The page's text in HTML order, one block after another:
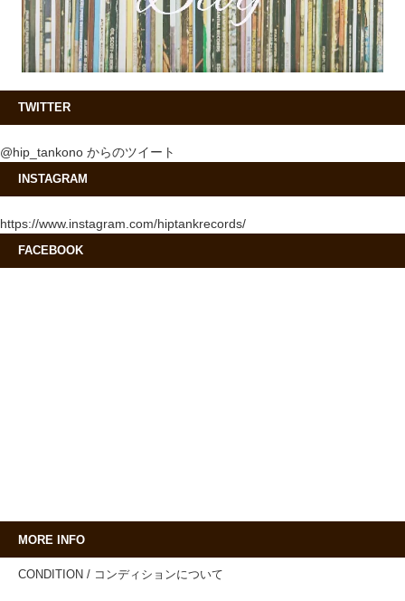
TWITTER
@hip_tankono からのツイート
INSTAGRAM
https://www.instagram.com/hiptankrecords/
FACEBOOK
MORE INFO
CONDITION / コンディションについて